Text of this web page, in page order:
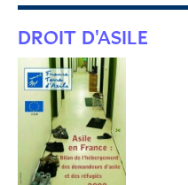
DROIT D'ASILE